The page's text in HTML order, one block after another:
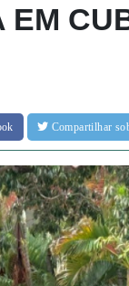
EM
Compartilhar